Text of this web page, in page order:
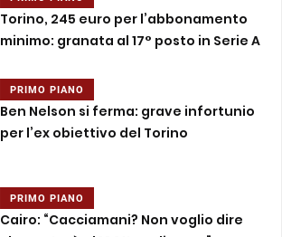
Torino, 245 euro per l’abbonamento
minimo: granata al 17° posto in Serie A
PRIMO PIANO
Ben Nelson si ferma: grave infortunio
per l’ex obiettivo del Torino
PRIMO PIANO
Cairo: “Cacciamani? Non voglio dire